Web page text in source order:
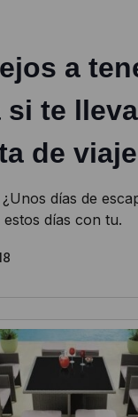
a
si te
de viaje
días de
días con tu.